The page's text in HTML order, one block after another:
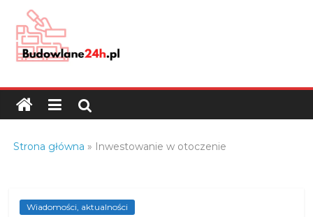
content
Budowlane24h.pl
portal
budowlany
branży
Strona główna » Inwestowanie w otoczenie
Wiadomości, aktualności